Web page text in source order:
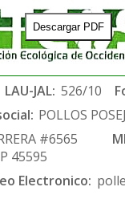
Descargar PDF
LAU-JAL: 526/10
POLLOS
#6565
45595
Electronico: